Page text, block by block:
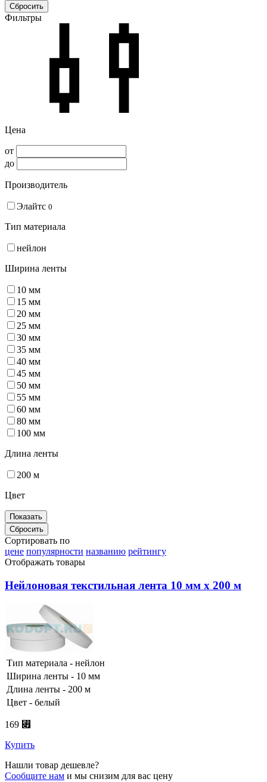
Фильтры
Цена
от
до
Производитель
Элайтс 0
Тип материала
нейлон
Ширина ленты
10 мм
15 мм
20 мм
25 мм
30 мм
35 мм
40 мм
45 мм
50 мм
55 мм
60 мм
80 мм
100 мм
Длина ленты
200 м
Цвет
Сортировать по
цене популярности названию рейтингу
Отображать товары
Нейлоновая текстильная лента 10 мм х 200 м
Тип материала - нейлон
Ширина ленты - 10 мм
Длина ленты - 200 м
Цвет - белый
169 ⃏
Купить
Нашли товар дешевле?
Сообщите нам и мы снизим для вас цену